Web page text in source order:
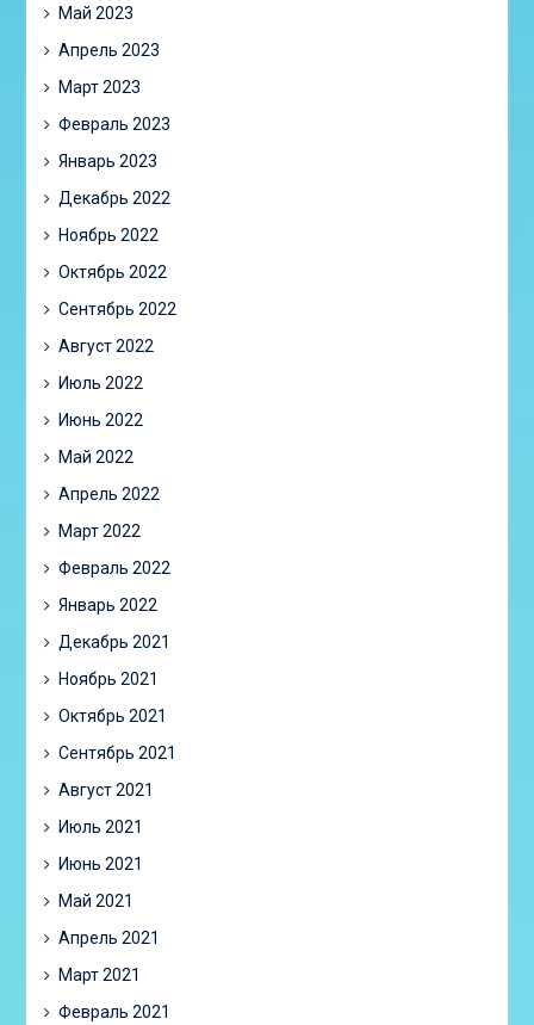
Май 2023
Апрель 2023
Март 2023
Февраль 2023
Январь 2023
Декабрь 2022
Ноябрь 2022
Октябрь 2022
Сентябрь 2022
Август 2022
Июль 2022
Июнь 2022
Май 2022
Апрель 2022
Март 2022
Февраль 2022
Январь 2022
Декабрь 2021
Ноябрь 2021
Октябрь 2021
Сентябрь 2021
Август 2021
Июль 2021
Июнь 2021
Май 2021
Апрель 2021
Март 2021
Февраль 2021